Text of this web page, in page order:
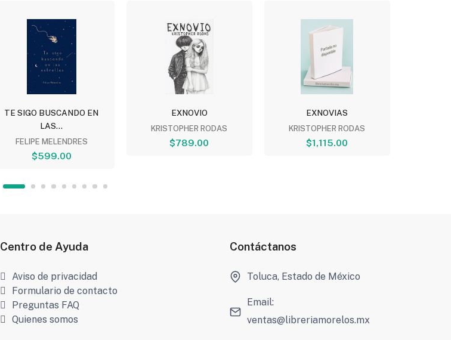
TE SIGO BUSCANDO EN
LAS...
FELIPE MELENDRES
$599.00
EXNOVIO
KRISTOPHER RODAS
$789.00
EXNOVIAS
KRISTOPHER RODAS
$1,115.00
Centro de Ayuda
Aviso de privacidad
Formulario de contacto
Preguntas FAQ
Quienes somos
Contáctanos
Toluca, Estado de México
Email:
ventas@libreriamorelos.mx